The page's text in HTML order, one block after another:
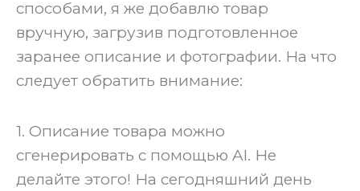
способами, я же добавлю товар
вручную, загрузив подготовленное
заранее описание и фотографии. На что
следует обратить внимание:
‍1. Описание товара можно
сгенерировать с помощью AI. Не
делайте этого! На сегодняшний день